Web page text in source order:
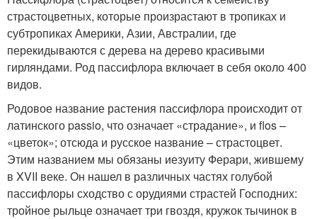
страстоцветных, которые произрастают в тропиках и
субтропиках Америки, Азии, Австралии, где
перекидываются с дерева на дерево красивыми
гирляндами. Род пассифлора включает в себя около 400
видов.
Родовое название растения пассифлора происходит от
латинского passio, что означает «страдание», и flos –
«цветок»; отсюда и русское название – страстоцвет.
Этим названием мы обязаны иезуиту Ферари, жившему
в XVII веке. Он нашел в различных частях голубой
пассифлоры сходство с орудиями страстей Господних:
тройное рыльце означает три гвоздя, кружок тычинок в